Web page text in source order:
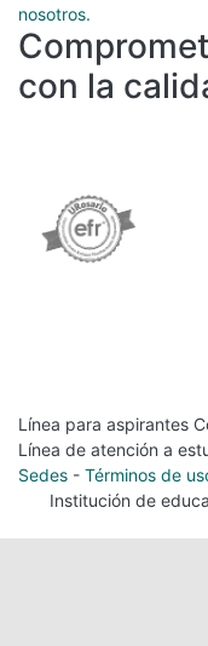
nosotros.
con la
Línea para aspirantes
Línea de atención a
Sedes - Términos de
Institución de